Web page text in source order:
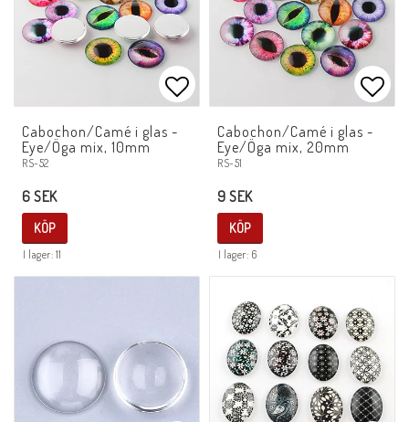
Lägg till i favoritlistan
Cabochon/Camé i glas -
Eye/Öga mix, 10mm
RS-52
6 SEK
I lager: 11
KÖP
Cabochon/Camé i glas -
Eye/Öga mix, 20mm
RS-51
9 SEK
I lager: 6
KÖP